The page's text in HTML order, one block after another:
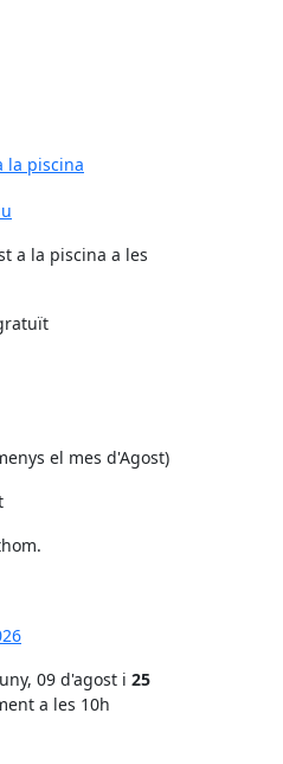
la piscina
a la piscina a les
el mes d'Agost)
09 d'agost i 25
a les 10h